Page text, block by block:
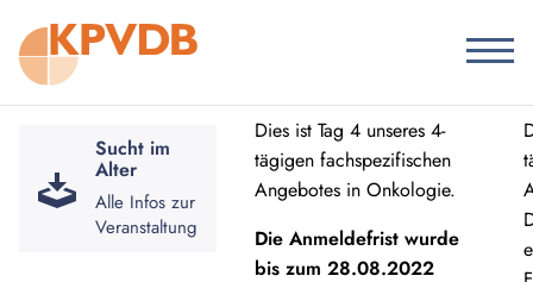
Sucht im
Alter
Alle Infos zur
Veranstaltung
Dies ist Tag 4 unseres 4-
tägigen fachspezifischen
Angebotes in Onkologie.
Die Anmeldefrist wurde
bis zum 28.08.2022